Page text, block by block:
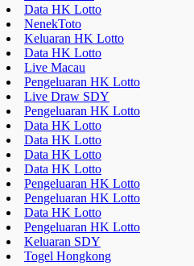
Data HK Lotto
NenekToto
Keluaran HK Lotto
Data HK Lotto
Live Macau
Pengeluaran HK Lotto
Live Draw SDY
Pengeluaran HK Lotto
Data HK Lotto
Data HK Lotto
Data HK Lotto
Data HK Lotto
Pengeluaran HK Lotto
Pengeluaran HK Lotto
Data HK Lotto
Pengeluaran HK Lotto
Keluaran SDY
Togel Hongkong